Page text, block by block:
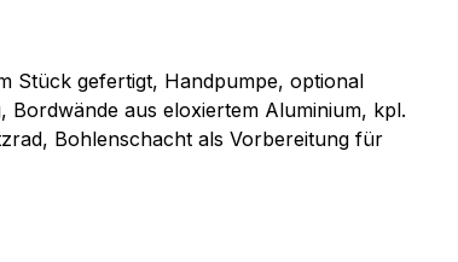
Stück gefertigt, Handpumpe, optional
aus eloxiertem Aluminium, kpl.
Bohlenschacht als Vorbereitung für